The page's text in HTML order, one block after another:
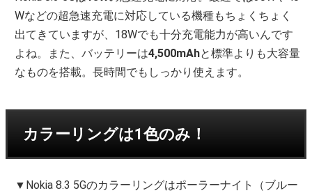
Wなどの超急速充電に対応している機種もちょくちょく
出てきていますが、18Wでも十分充電能力が高いんです
よね。また、バッテリーは4,500mAhと標準よりも大容量
なものを搭載。長時間でもしっかり使えます。
カラーリングは1色のみ！
▼Nokia 8.3 5Gのカラーリングはポーラーナイト（ブルー